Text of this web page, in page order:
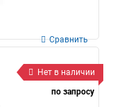
Сравнить
Нет в наличии
по запросу